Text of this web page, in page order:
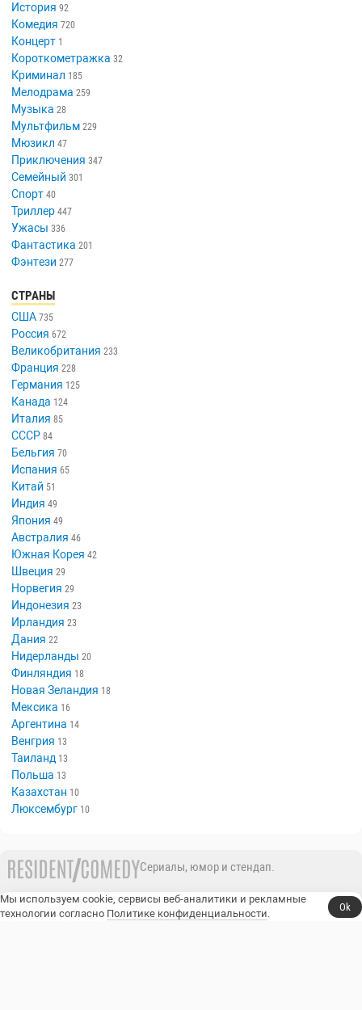
История 92
Комедия 720
Концерт 1
Короткометражка 32
Криминал 185
Мелодрама 259
Музыка 28
Мультфильм 229
Мюзикл 47
Приключения 347
Семейный 301
Спорт 40
Триллер 447
Ужасы 336
Фантастика 201
Фэнтези 277
СТРАНЫ
США 735
Россия 672
Великобритания 233
Франция 228
Германия 125
Канада 124
Италия 85
СССР 84
Бельгия 70
Испания 65
Китай 51
Индия 49
Япония 49
Австралия 46
Южная Корея 42
Швеция 29
Норвегия 29
Индонезия 23
Ирландия 23
Дания 22
Нидерланды 20
Финляндия 18
Новая Зеландия 18
Мексика 16
Аргентина 14
Венгрия 13
Таиланд 13
Польша 13
Казахстан 10
Люксембург 10
Сериалы, юмор и стендап.
Телешоу Сериалы Фильмы Стендап
Телеканалы Стендаперы
Мы используем cookie, сервисы веб-аналитики и рекламные
технологии согласно Политике конфиденциальности.
Ok